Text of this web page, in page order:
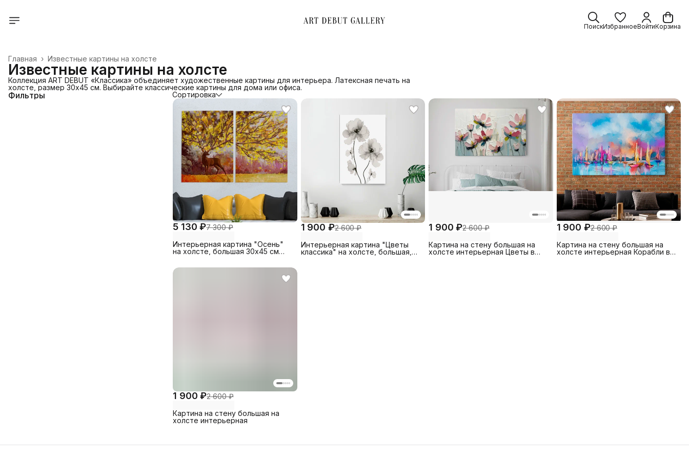
ПоискИзбранноеВойтиКорзина
Известные картины на холсте
Главная ›
Известные картины на холсте
Коллекция ART DEBUT «Классика» объединяет художественные картины для интерьера. Латексная печать на
холсте, размер 30х45 см. Выбирайте классические картины для дома или офиса.
Фильтры Сортировка
5 130 ₽7 300 ₽
Интерьерная картина "Осень"
на холсте, большая 30х45 см
1 900 ₽2 600 ₽
Интерьерная картина "Цветы
классика" на холсте, большая,
1 900 ₽2 600 ₽
Картина на стену большая на
холсте интерьерная Цветы в
1 900 ₽2 600 ₽
Картина на стену большая на
холсте интерьерная Корабли в
1 900 ₽2 600 ₽
Картина на стену большая на
холсте интерьерная